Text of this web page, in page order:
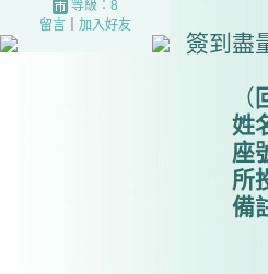
等級：8
留言｜ 加入好友
簽到盡
（
姓名
座
所投
備註